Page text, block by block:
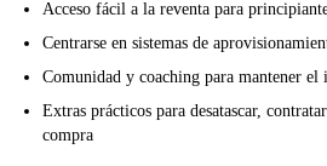
Acceso fácil a la reventa para
Centrarse en sistemas de
Comunidad y coaching para mantener el
Extras prácticos para desatascar,
compra